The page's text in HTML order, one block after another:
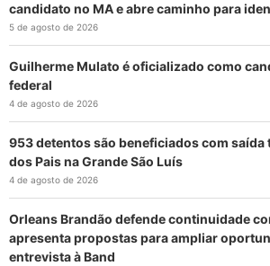
candidato no MA e abre caminho para
5 de agosto de 2026
Guilherme Mulato é oficializado como
federal
4 de agosto de 2026
953 detentos são beneficiados com saída
dos Pais na Grande São Luís
4 de agosto de 2026
Orleans Brandão defende continuidade
apresenta propostas para ampliar
entrevista à Band